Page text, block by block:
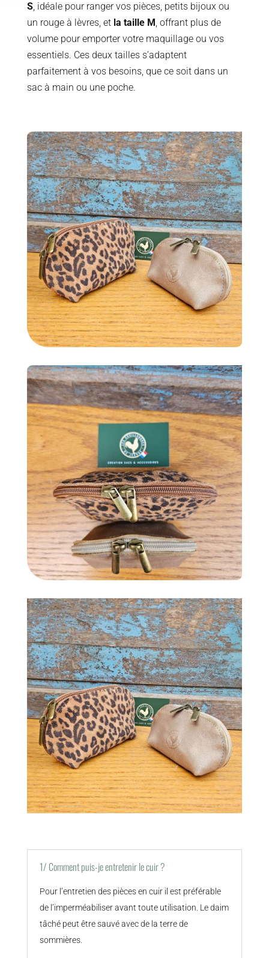
S, idéale pour ranger vos pièces, petits bijoux ou
un rouge à lèvres, et la taille M, offrant plus de
volume pour emporter votre maquillage ou vos
essentiels. Ces deux tailles s’adaptent
parfaitement à vos besoins, que ce soit dans un
sac à main ou une poche.
1/ Comment puis-je entretenir le cuir ?
Pour l’entretien des pièces en cuir il est préférable
de l’imperméabiliser avant toute utilisation. Le daim
tâché peut être sauvé avec de la terre de
sommières.